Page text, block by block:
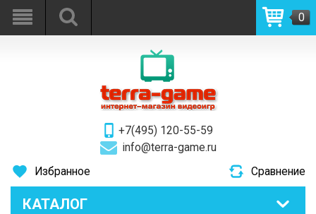
+7(495) 120-55-59
info@terra-game.ru
0
Избранное Сравнение
КАТАЛОГ